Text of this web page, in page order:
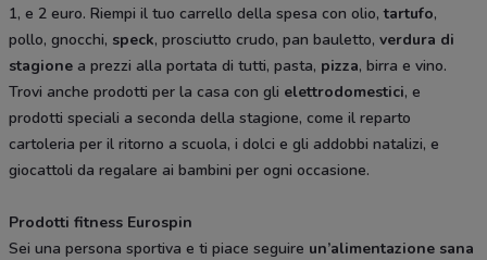
1, e 2 euro. Riempi il tuo carrello della spesa con olio,tartufo,
pollo, gnocchi, speck, prosciutto crudo, pan bauletto, verdura di
stagione a prezzi alla portata di tutti, pasta, pizza, birra e vino.
Trovi anche prodotti per la casa con gli elettrodomestici, e
prodotti speciali a seconda della stagione, come il reparto
cartoleria per il ritorno a scuola, i dolci e gli addobbi natalizi, e
giocattoli da regalare ai bambini per ogni occasione.
Prodotti fitness Eurospin
Sei una persona sportiva e ti piace seguire un’alimentazione sana